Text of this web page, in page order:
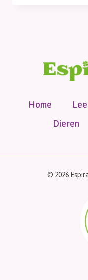
Home
Dieren
© 2026